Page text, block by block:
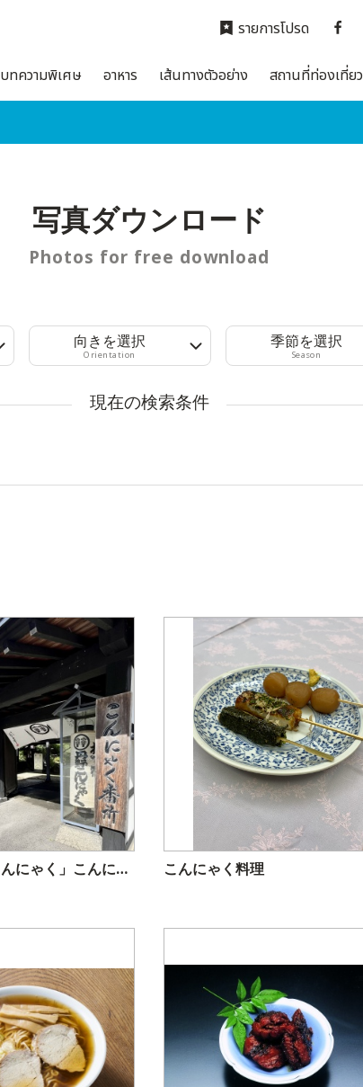
บทความพิเศษ อาหาร เส้นทางตัวอย่าง สถานที่ท่องเที่ยว
รายการโปรด
写真ダウンロード
Photos for free download
向きを選択
Orientation
季節を選択
Season
現在の検索条件
楢下宿「丹野こんにゃく」こんにゃく番所 こんにゃく料理